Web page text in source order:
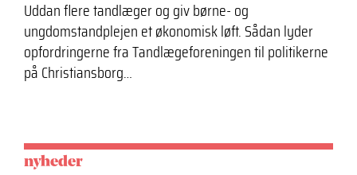
Uddan flere tandlæger og giv børne- og
ungdomstandplejen et økonomisk løft. Sådan lyder
opfordringerne fra Tandlægeforeningen til politikerne
på Christiansborg…
nyheder